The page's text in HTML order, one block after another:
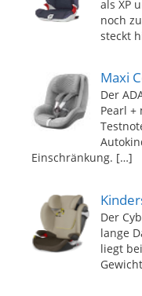
als XP
noch
steckt
Maxi
Der
Pearl +
Einschränkung. […]
Der
lange
liegt